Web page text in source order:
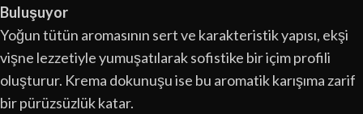
Buluşuyor
Yoğun tütün aromasının sert ve karakteristik yapısı, ekşi
vişne lezzetiyle yumuşatılarak sofistike bir içim profili
oluşturur. Krema dokunuşu ise bu aromatik karışıma zarif
bir pürüzsüzlük katar.